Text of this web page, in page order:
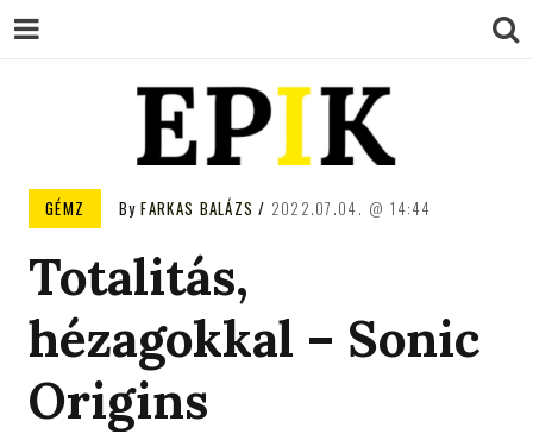
EPIK
GÉMZ ByFARKAS BALÁZS 2022.07.04. 14:44
Totalitás,
hézagokkal – Sonic
Origins